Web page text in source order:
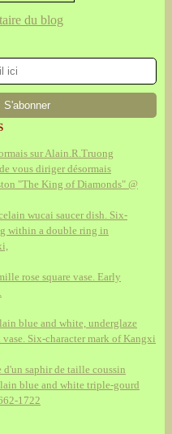
du blog
sur Alain.R.Truong
vous diriger désormais
"The King of Diamonds" @
wucai saucer dish. Six-
within a double ring in
rose square vase. Early
blue and white, underglaze
Six-character mark of Kangxi
saphir de taille coussin
blue and white triple-gourd
1722